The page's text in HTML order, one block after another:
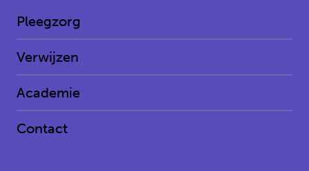
Pleegzorg
Verwijzen
Academie
Contact